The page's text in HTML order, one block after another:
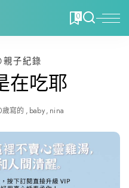
0
親子紀錄
在吃耶
歲寫的 baby nina